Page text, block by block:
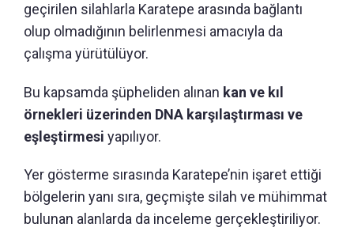
geçirilen silahlarla Karatepe arasında bağlantı
olup olmadığının belirlenmesi amacıyla da
çalışma yürütülüyor.
Bu kapsamda şüpheliden alınan kan ve kıl
örnekleri üzerinden DNA karşılaştırması ve
eşleştirmesi yapılıyor.
Yer gösterme sırasında Karatepe’nin işaret ettiği
bölgelerin yanı sıra, geçmişte silah ve mühimmat
bulunan alanlarda da inceleme gerçekleştiriliyor.